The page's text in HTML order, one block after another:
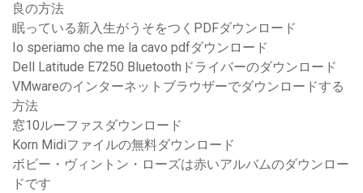
良の方法
眠っている新入生がうそをつくPDFダウンロード
Io speriamo che me la cavo pdfダウンロード
Dell Latitude E7250 Bluetoothドライバーのダウンロード
VMwareのインターネットブラウザーでダウンロードする
方法
窓10ルーファスダウンロード
Korn Midiファイルの無料ダウンロード
ボビー・ヴィントン・ローズは赤いアルバムのダウンロー
ドです